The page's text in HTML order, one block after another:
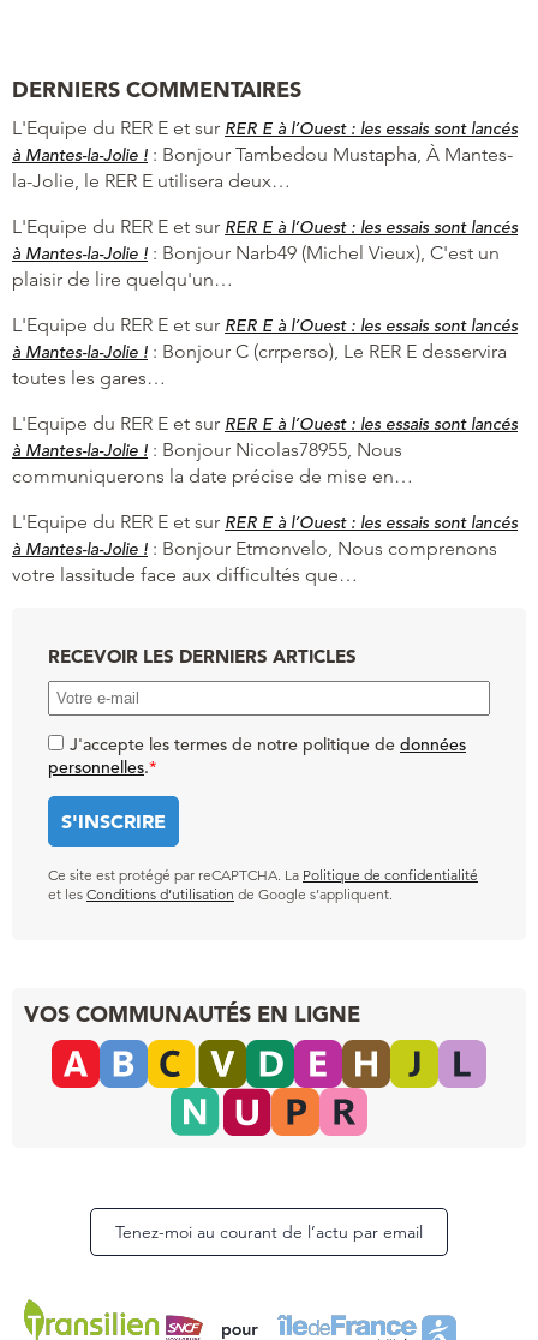
DERNIERS COMMENTAIRES
L'Equipe du RER E et sur RER E à l’Ouest : les essais sont lancés
à Mantes-la-Jolie ! : Bonjour Tambedou Mustapha, À Mantes-
la-Jolie, le RER E utilisera deux…
L'Equipe du RER E et sur RER E à l’Ouest : les essais sont lancés
à Mantes-la-Jolie ! : Bonjour Narb49 (Michel Vieux), C'est un
plaisir de lire quelqu'un…
L'Equipe du RER E et sur RER E à l’Ouest : les essais sont lancés
à Mantes-la-Jolie ! : Bonjour C (crrperso), Le RER E desservira
toutes les gares…
L'Equipe du RER E et sur RER E à l’Ouest : les essais sont lancés
à Mantes-la-Jolie ! : Bonjour Nicolas78955, Nous
communiquerons la date précise de mise en…
L'Equipe du RER E et sur RER E à l’Ouest : les essais sont lancés
à Mantes-la-Jolie ! : Bonjour Etmonvelo, Nous comprenons
votre lassitude face aux difficultés que…
RECEVOIR LES DERNIERS ARTICLES
J'accepte les termes de notre politique de données
personnelles.*
Ce site est protégé par reCAPTCHA. La Politique de confidentialité
et les Conditions d’utilisation de Google s’appliquent.
VOS COMMUNAUTÉS EN LIGNE
Tenez-moi au courant de l’actu par email